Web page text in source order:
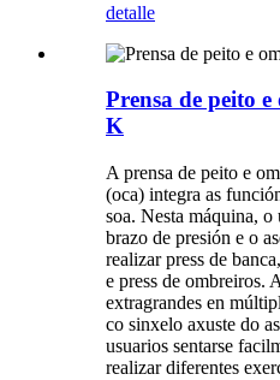
detalle
Prensa de peito
K
A prensa de peito e
(oca) integra as
soa. Nesta máquina,
brazo de presión e o
realizar press de
e press de ombreiros.
extragrandes en
co sinxelo axuste do
usuarios sentarse
realizar diferentes